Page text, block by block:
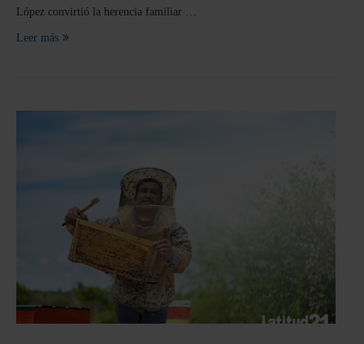
López convirtió la herencia familiar …
Leer más